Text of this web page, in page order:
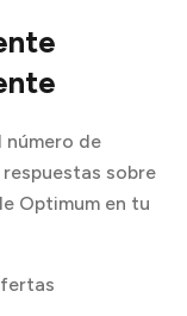
número de
sobre
Optimum en tu